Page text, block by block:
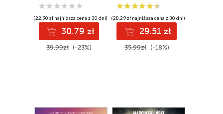
(22,90 zł najniższa cena z 30 dni)
30.79 zł
39.99zł (-23%)
(28,29 zł najniższa cena z 30 dni)
29.51 zł
35.99zł (-18%)